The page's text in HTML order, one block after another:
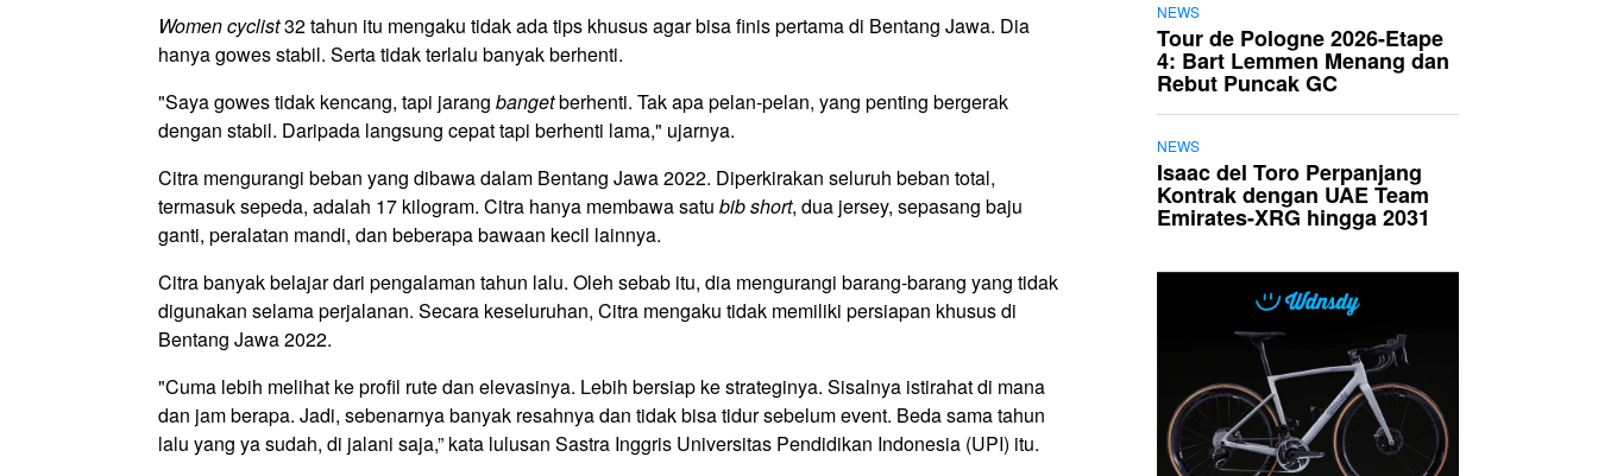
Women cyclist32 tahun itu mengaku tidak ada tips khusus agar bisa finis pertama di Bentang Jawa. Dia
hanya gowes stabil. Serta tidak terlalu banyak berhenti.
"Saya gowes tidak kencang, tapi jarang bangetberhenti. Tak apa pelan-pelan, yang penting bergerak
dengan stabil. Daripada langsung cepat tapi berhenti lama," ujarnya.
Citra mengurangi beban yang dibawa dalam Bentang Jawa 2022. Diperkirakan seluruh beban total,
termasuk sepeda, adalah 17 kilogram. Citra hanya membawa satu bib short, dua jersey, sepasang baju
ganti, peralatan mandi, dan beberapa bawaan kecil lainnya.
Citra banyak belajar dari pengalaman tahun lalu. Oleh sebab itu, dia mengurangi barang-barang yang tidak
digunakan selama perjalanan. Secara keseluruhan, Citra mengaku tidak memiliki persiapan khusus di
Bentang Jawa 2022.
"Cuma lebih melihat ke profil rute dan elevasinya. Lebih bersiap ke strateginya. Sisalnya istirahat di mana
dan jam berapa. Jadi, sebenarnya banyak resahnya dan tidak bisa tidur sebelum event. Beda sama tahun
lalu yang ya sudah, di jalani saja,” kata lulusan Sastra Inggris Universitas Pendidikan Indonesia (UPI) itu.
NEWS
Tour de Pologne 2026-Etape
4: Bart Lemmen Menang dan
Rebut Puncak GC
NEWS
Isaac del Toro Perpanjang
Kontrak dengan UAE Team
Emirates-XRG hingga 2031